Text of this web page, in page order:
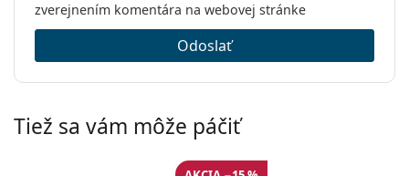
zverejnením komentára na webovej stránke
Odoslať
Tiež sa vám môže páčiť